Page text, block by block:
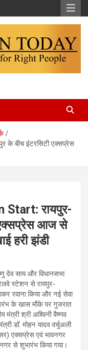
के बीच इंटरसिटी एक्सप्रेस
Start: रायपुर-
आज से
हरी झंडी
देव साय और विधानसभा
स्टेशन से रायपुर-
रवाना किया और नई सेवा
के खास मौके पर गुजरात
श्री अश्विनी वैष्णव
डॉ. मोहन यादव वर्चुअली
एक्सप्रेस एवं भावनगर
से शुभारंभ किया गया।